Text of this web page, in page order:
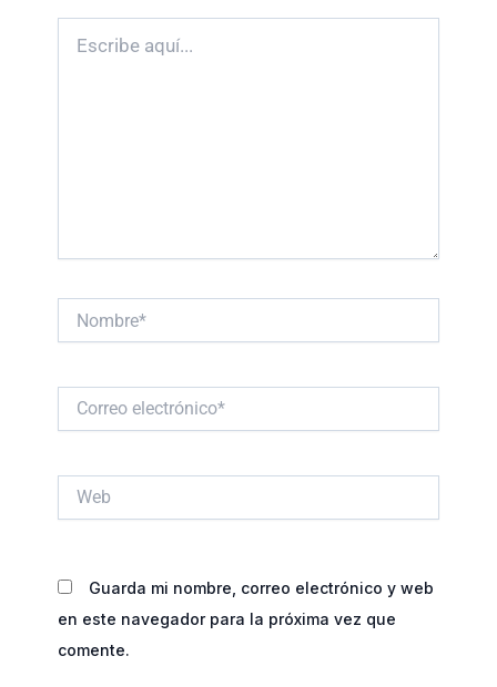
aquí...
electrónico*
Guarda mi nombre, correo electrónico y web
en este navegador para la próxima vez que
comente.